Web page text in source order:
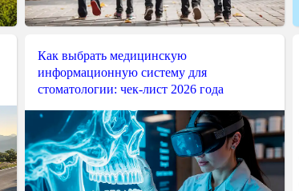
Как выбрать медицинскую
информационную систему для
стоматологии: чек-лист 2026 года